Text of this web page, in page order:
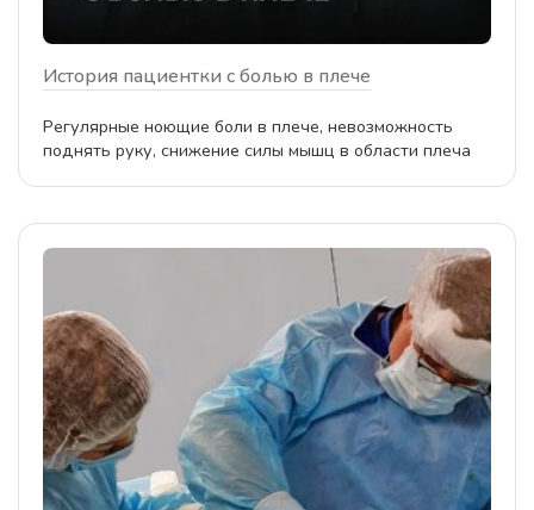
История пациентки с болью в плече
Регулярные ноющие боли в плече, невозможность
поднять руку, снижение силы мышц в области плеча